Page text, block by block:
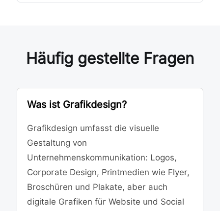
Häufig gestellte Fragen
Was ist Grafikdesign?
Grafikdesign umfasst die visuelle
Gestaltung von
Unternehmenskommunikation: Logos,
Corporate Design, Printmedien wie Flyer,
Broschüren und Plakate, aber auch
digitale Grafiken für Website und Social